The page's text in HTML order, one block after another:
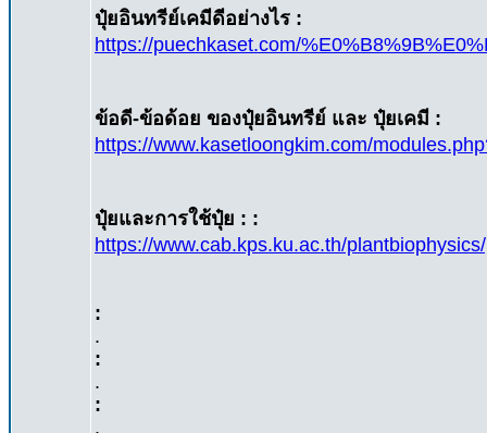
ปุ๋ยอินทรีย์เคมีดีอย่างไร :
https://puechkaset.com/
ข้อดี-ข้อด้อย ของปุ๋ยอินทรีย์ และ ปุ๋ยเคมี :
https://www.kasetloongkim.com/
ปุ๋ยและการใช้ปุ๋ย : :
https://www.cab.kps.ku.ac.th/
:
.
:
.
:
.